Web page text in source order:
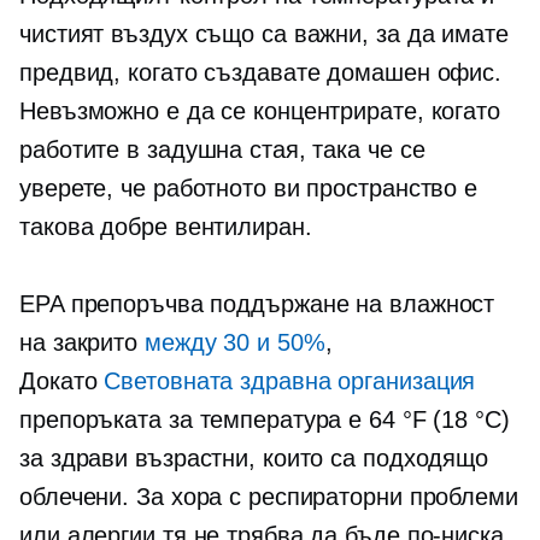
чистият въздух също са важни, за да имате
предвид, когато създавате домашен офис.
Невъзможно е да се концентрирате, когато
работите в задушна стая, така че се
уверете, че работното ви пространство е
таковадобре вентилиран.
EPA препоръчва поддържане на влажност
на закрито между 30 и 50%,
Докато Световната здравна организация
препоръката за температура е 64 °F (18 °C)
за здрави възрастни, които са подходящо
облечени. За хора с респираторни проблеми